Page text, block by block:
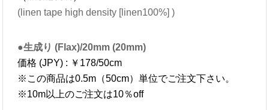
(linen tape high density [linen100%] )
●生成り (Flax)/20mm (20mm)
価格 (JPY) : ￥178/50cm
※この商品は0.5m（50cm）単位でご注文下さい。
※10m以上のご注文は10％off